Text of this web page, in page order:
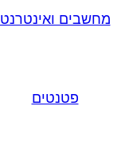
מחשבים ואינטרנט
פטנטים